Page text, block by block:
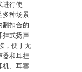
进行使
多种场景
翻扣合的
挂式扬声
，便于无
器和耳挂
机、耳塞